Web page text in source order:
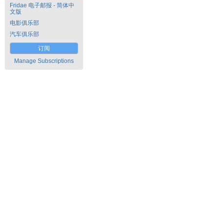
Fridae 电子邮报 - 简体中
文版
电影俱乐部
汽车俱乐部
订阅
Manage Subscriptions